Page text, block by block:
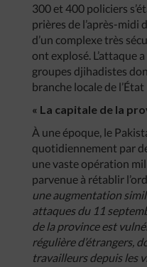
300 et 400 policiers
prières de l’après-midi
d’un complexe très
ont explosé. L’attaque
groupes djihadistes
branche locale de
« La capitale de la
À une époque, le
quotidiennement par
une vaste opération
parvenue à rétablir
une augmentation
attaques du 11
de la province est
régulière d’étrangers,
travailleurs depuis les